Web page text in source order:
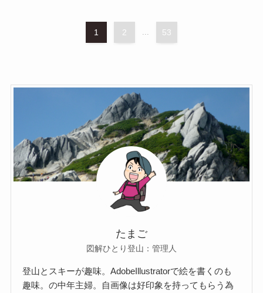
1 2 ... 53
たまご
図解ひとり登山：管理人
登山とスキーが趣味。AdobeIllustratorで絵を書くのも
趣味。の中年主婦。自画像は好印象を持ってもらう為